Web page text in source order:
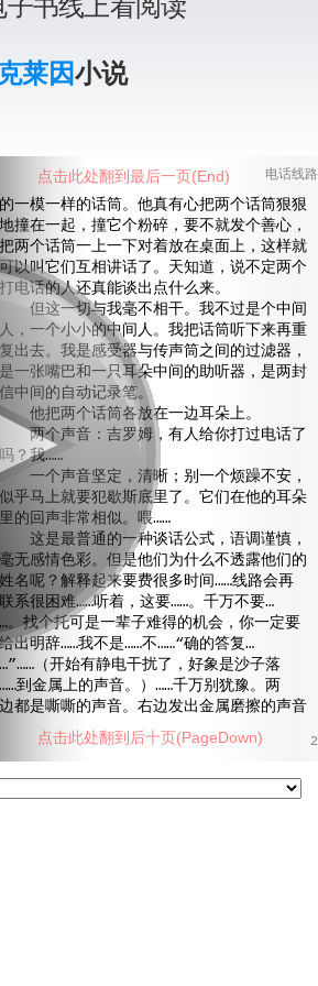
子书线上看阅读
莱因小说
电话线路
的一模一样的话筒。他真有心把两个话筒狠狠
地撞在一起，撞它个粉碎，要不就发个善心，
把两个话筒一上一下对着放在桌面上，这样就
以叫它们互相讲话了。天知道，说不定两个
打电话的人还真能谈出点什么来。
但这一切与我毫不相干。我不过是个中间
人，一个小小的中间人。我把话筒听下来再重
复出去。我是感受器与传声筒之间的过滤器，
是一张嘴巴和一只耳朵中间的助听器，是两封
信中间的自动记录笔。
把两个话筒各放在一边耳朵上。
两个声音：吉罗姆，有人给你打过电话了
吗？我……
个声音坚定，清晰；别一个烦躁不安，
似乎马上就要犯歇斯底里了。它们在他的耳朵
里的回声非常相似。喂……
这是最普通的一种谈话公式，语调谨慎，
毫无感情色彩。但是他们为什么不透露他们的
姓名呢？解释起来要费很多时间……线路会再
联系很困难……听着，这要……。千万不要…
…。找个托可是一辈子难得的机会，你一定要
出明辞……我不是……不……“确的答复…
…”……（开始有静电干扰了，好象是沙子落
……到金属上的声音。）……千万别犹豫。两
边都是嘶嘶的声音。右边发出金属磨擦的声音
2
点击此处翻到最后一页(End)
点击此处翻到后十页(PageDown)